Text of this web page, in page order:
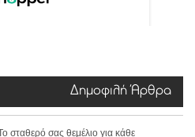
Δημοφιλή Άρθρα
σταθερό σας θεμέλιο για κάθε